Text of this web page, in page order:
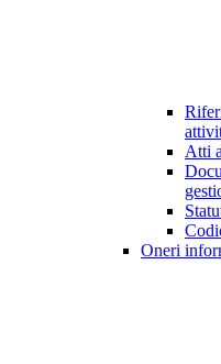
Atti
Oneri